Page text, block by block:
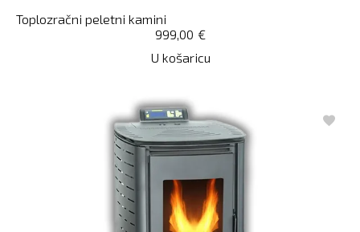
Toplozračni peletni kamini
€
999,00
U košaricu